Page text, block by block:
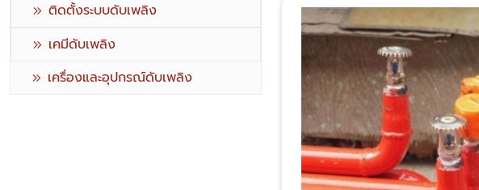
ติดตั้งระบบดับเพลิง
เคมีดับเพลิง
เครื่องและอุปกรณ์ดับเพลิง